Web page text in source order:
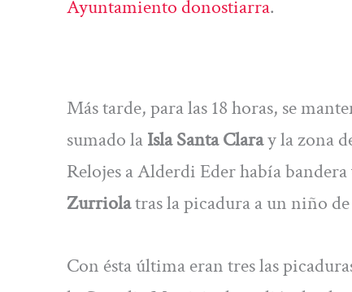
Ayuntamiento donostiarra.
Más tarde, para las 18 horas, se
sumado laIsla Santa Claray la zona
Relojes a Alderdi Eder había
Zurriolatras la picadura a un niño de
Con ésta última eran tres las